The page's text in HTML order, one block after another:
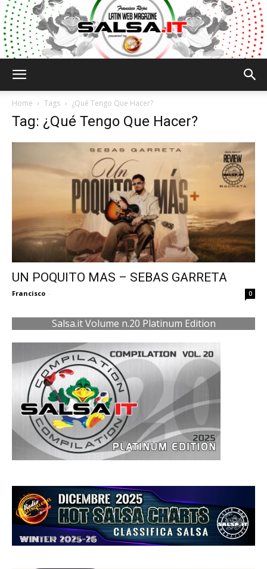
Home Tags ¿Qué Tengo Que Hacer?
Tag: ¿Qué Tengo Que Hacer?
UN POQUITO MAS – SEBAS GARRETA
Francisco - 0
Salsa.it Volume n.20 Platinum Edition